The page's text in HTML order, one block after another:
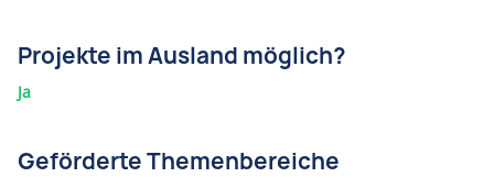
Projekte im Ausland möglich?
Ja
Geförderte Themenbereiche